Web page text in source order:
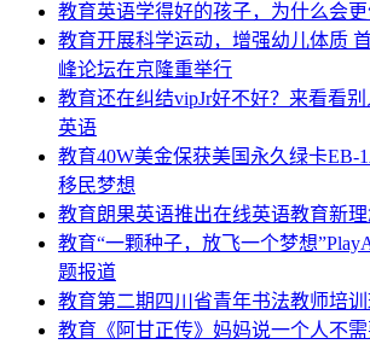
教育英语学得好的孩子，为什么会更
教育开展科学运动，增强幼儿体质
峰论坛在京隆重举行
教育还在纠结vipJr好不好？来看看
英语
教育40W美金保获美国永久绿卡EB-
移民梦想
教育朗果英语推出在线英语教育新
教育“一颗种子，放飞一个梦想
题报道
教育第二期四川省青年书法教师培
教育 《阿甘正传》妈妈说一个人不